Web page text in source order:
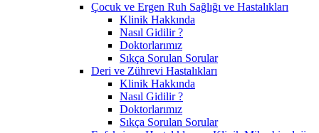
Çocuk ve Ergen Ruh Sağlığı ve Hastalıkları
Klinik Hakkında
Nasıl Gidilir ?
Doktorlarımız
Sıkça Sorulan Sorular
Deri ve Zührevi Hastalıkları
Klinik Hakkında
Nasıl Gidilir ?
Doktorlarımız
Sıkça Sorulan Sorular